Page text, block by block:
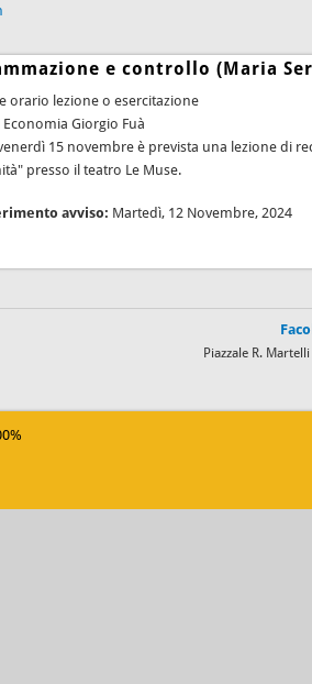
e controllo (Maria
orario lezione o esercitazione
Economia Giorgio Fuà
15 novembre è prevista una lezione di
presso il teatro Le Muse.
avviso: Martedì, 12 Novembre, 2024
Piazzale R.